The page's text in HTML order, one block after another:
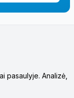
pasaulyje. Analizė,